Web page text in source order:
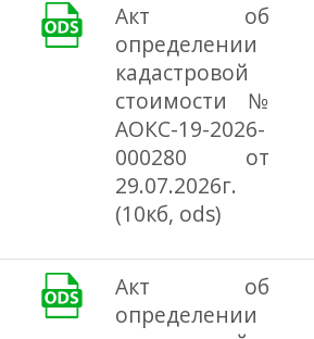
Акт об
определении
кадастровой
стоимости №
АОКС-19-2026-
000280 от
29.07.2026г.
(10кб, ods)
Акт об
определении